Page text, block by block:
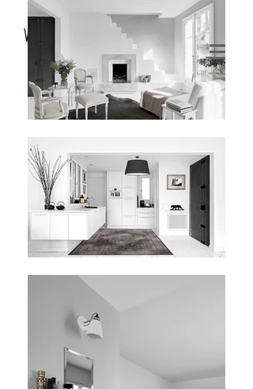
V e r o n i k a I s k e r
architecte d'intérieur